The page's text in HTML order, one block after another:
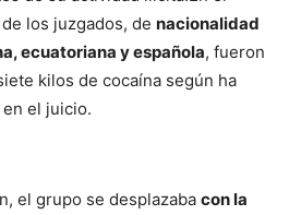
los juzgados, de nacionalidad
ecuatoriana y española, fueron
kilos de cocaína según ha
el juicio.
el grupo se desplazaba con la